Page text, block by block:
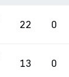
22 0
13 0